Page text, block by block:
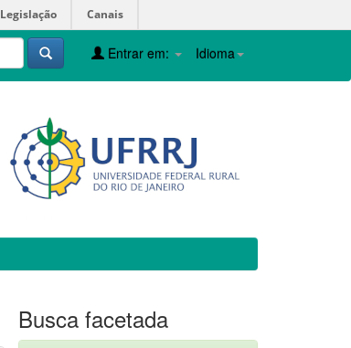
Legislação Canais
Idioma
Entrar em:
Busca facetada